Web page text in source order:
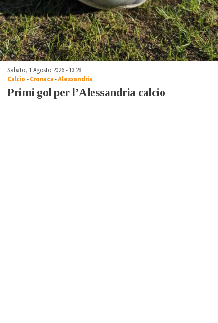
Sabato, 1 Agosto 2026 - 13:28
Calcio -Cronaca -Alessandria
Primi gol per l’Alessandria calcio